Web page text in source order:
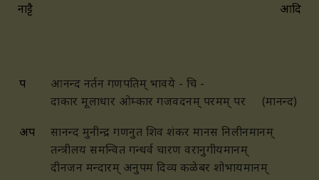
नाट्टै आदि
प
आनन्द नर्तन गणपतिम् भावये - चि -
दाकार मूलाधार ओम्कार गजवदनम् परमम् पर (मानन्द)
अप
सानन्द मुनीन्द्र गणनुत शिव शंकर मानस निलीनमानम्
तन्त्रीलय समन्वित गन्धर्व चारण वरानुगीयमानम्
दीनजन मन्दारम् अनुपम दिव्य कळेबर शोभायमानम्